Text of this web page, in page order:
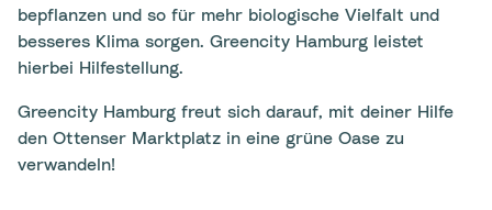
bepflanzen und so für mehr biologische Vielfalt und
besseres Klima sorgen. Greencity Hamburg leistet
hierbei Hilfestellung.
Greencity Hamburg freut sich darauf, mit deiner Hilfe
den Ottenser Marktplatz in eine grüne Oase zu
verwandeln!